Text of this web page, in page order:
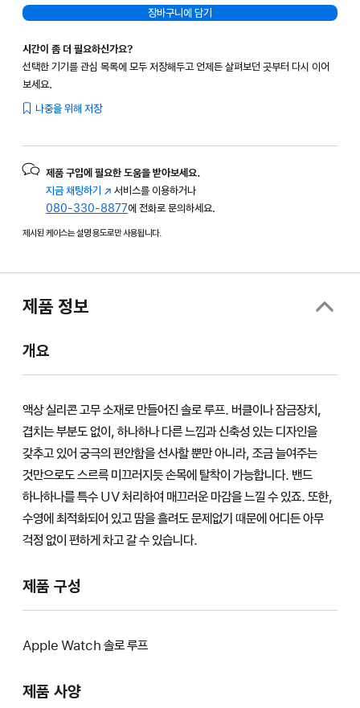
장바구니에 담기
시간이 좀 더 필요하신가요?
선택한 기기를 관심 목록에 모두 저장해두고 언제든 살펴보던 곳부터 다시 이어
보세요.
나중을 위해 저장
제품 구입에 필요한 도움을 받아보세요.
지금 채팅하기 (새
창에서
열림)
서비스를 이용하거나
080-330-8877에 전화로 문의하세요.
제시된 케이스는 설명 용도로만 사용됩니다.
제품 정보
개요
액상 실리콘 고무 소재로 만들어진 솔로 루프. 버클이나 잠금장치,
겹치는 부분도 없이, 하나하나 다른 느낌과 신축성 있는 디자인을
갖추고 있어 궁극의 편안함을 선사할 뿐만 아니라, 조금 늘여주는
것만으로도 스르륵 미끄러지듯 손목에 탈착이 가능합니다. 밴드
하나하나를 특수 UV 처리하여 매끄러운 마감을 느낄 수 있죠. 또한,
수영에 최적화되어 있고 땀을 흘려도 문제없기 때문에 어디든 아무
걱정 없이 편하게 차고 갈 수 있습니다.
제품 구성
Apple Watch 솔로 루프
제품 사양